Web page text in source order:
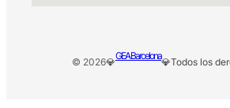
© 2026💎
GEA Barcelona
💎Todos los